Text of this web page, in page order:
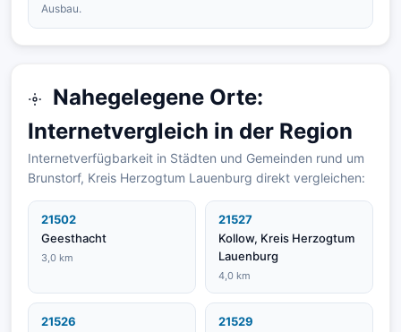
Ausbau.
Nahegelegene Orte:
Internetvergleich in der Region
Internetverfügbarkeit in Städten und Gemeinden rund um
Brunstorf, Kreis Herzogtum Lauenburg direkt vergleichen:
21502
Geesthacht
3,0 km
21527
Kollow, Kreis Herzogtum
Lauenburg
4,0 km
21526
21529